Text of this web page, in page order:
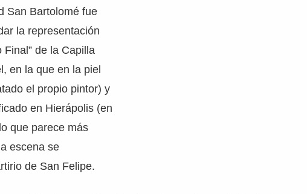
San Bartolomé fue
la representación
Final” de la Capilla
en la que en la piel
el propio pintor) y
en Hierápolis (en
que parece más
escena se
de San Felipe.